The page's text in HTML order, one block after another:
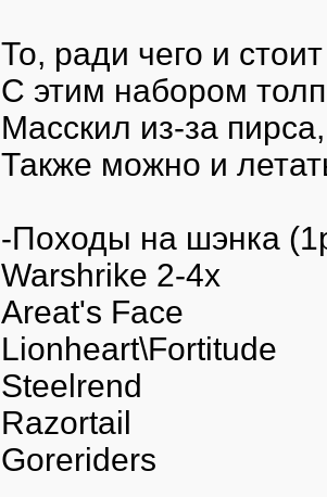
То, ради чего и
С этим набором
Масскил из-за
Также можно и
-Походы на шэнка
Warshrike 2-4х
Areat's Face
Lionheart\Fortitude
Steelrend
Razortail
Goreriders